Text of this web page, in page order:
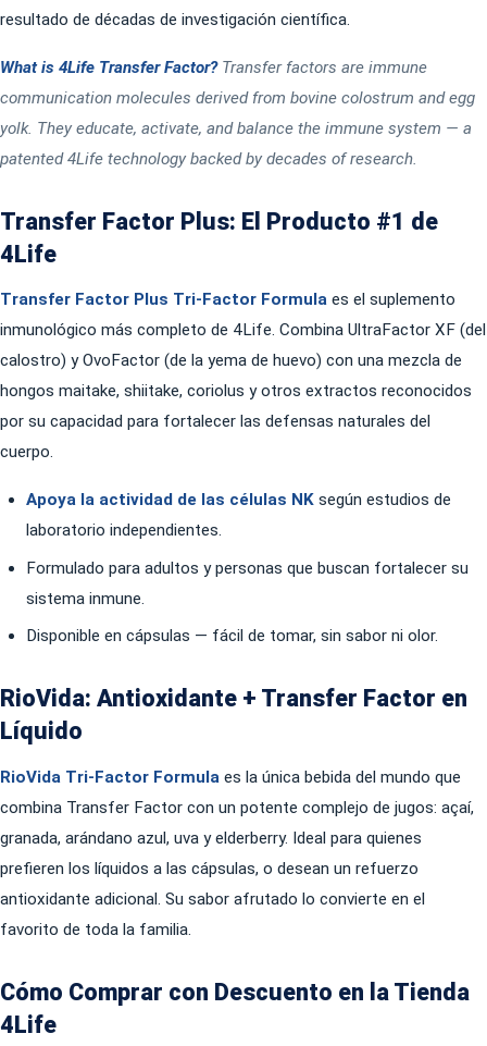
resultado de décadas de investigación científica.
What is 4Life Transfer Factor?Transfer factors are immune
communication molecules derived from bovine colostrum and egg
yolk. They educate, activate, and balance the immune system — a
patented 4Life technology backed by decades of research.
Transfer Factor Plus: El Producto #1 de
4Life
Transfer Factor Plus Tri-Factor Formula es el suplemento
inmunológico más completo de 4Life. Combina UltraFactor XF (del
calostro) y OvoFactor (de la yema de huevo) con una mezcla de
hongos maitake, shiitake, coriolus y otros extractos reconocidos
por su capacidad para fortalecer las defensas naturales del
cuerpo.
Apoya la actividad de las células NK según estudios de
laboratorio independientes.
Formulado para adultos y personas que buscan fortalecer su
sistema inmune.
Disponible en cápsulas — fácil de tomar, sin sabor ni olor.
RioVida: Antioxidante + Transfer Factor en
Líquido
RioVida Tri-Factor Formula es la única bebida del mundo que
combina Transfer Factor con un potente complejo de jugos: açaí,
granada, arándano azul, uva y elderberry. Ideal para quienes
prefieren los líquidos a las cápsulas, o desean un refuerzo
antioxidante adicional. Su sabor afrutado lo convierte en el
favorito de toda la familia.
Cómo Comprar con Descuento en la Tienda
4Life